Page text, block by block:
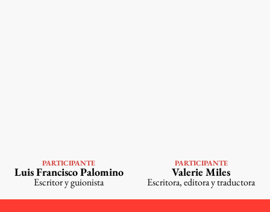
VER PERFIL
PARTICIPANTE
Luis Francisco Palomino
Escritor y guionista
PERFIL
PARTICIPANTE
Valerie Miles
Escritora, editora y traductora